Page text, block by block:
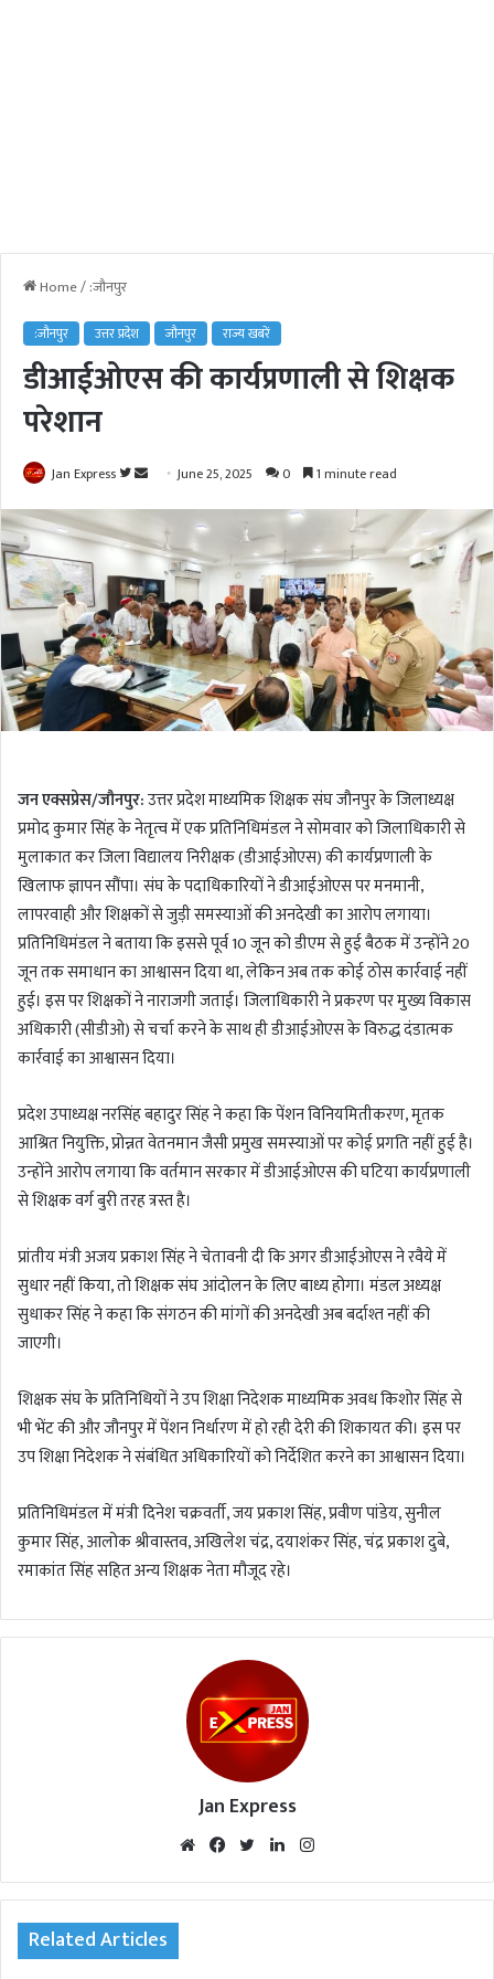
Home/:जौनपुर
:जौनपुर उत्तर प्रदेश जौनपुर राज्य खबरें
डीआईओएस की कार्यप्रणाली से शिक्षक
परेशान
Jan Express
F
l
o
w
o
n
T
w
t
e
r
d
a
n
e
m
a
i
June 25, 2025 0 1 minute read
जन एक्सप्रेस/जौनपुर:उत्तर प्रदेश माध्यमिक शिक्षक संघ जौनपुर के जिलाध्यक्ष
प्रमोद कुमार सिंह के नेतृत्व में एक प्रतिनिधिमंडल ने सोमवार को जिलाधिकारी से
मुलाकात कर जिला विद्यालय निरीक्षक (डीआईओएस) की कार्यप्रणाली के
खिलाफ ज्ञापन सौंपा। संघ के पदाधिकारियों ने डीआईओएस पर मनमानी,
लापरवाही और शिक्षकों से जुड़ी समस्याओं की अनदेखी का आरोप लगाया।
प्रतिनिधिमंडल ने बताया कि इससे पूर्व 10 जून को डीएम से हुई बैठक में उन्होंने 20
जून तक समाधान का आश्वासन दिया था, लेकिन अब तक कोई ठोस कार्रवाई नहीं
हुई। इस पर शिक्षकों ने नाराजगी जताई। जिलाधिकारी ने प्रकरण पर मुख्य विकास
अधिकारी (सीडीओ) से चर्चा करने के साथ ही डीआईओएस के विरुद्ध दंडात्मक
कार्रवाई का आश्वासन दिया।
प्रदेश उपाध्यक्ष नरसिंह बहादुर सिंह ने कहा कि पेंशन विनियमितीकरण, मृतक
आश्रित नियुक्ति, प्रोन्नत वेतनमान जैसी प्रमुख समस्याओं पर कोई प्रगति नहीं हुई है।
उन्होंने आरोप लगाया कि वर्तमान सरकार में डीआईओएस की घटिया कार्यप्रणाली
से शिक्षक वर्ग बुरी तरह त्रस्त है।
प्रांतीय मंत्री अजय प्रकाश सिंह ने चेतावनी दी कि अगर डीआईओएस ने रवैये में
सुधार नहीं किया, तो शिक्षक संघ आंदोलन के लिए बाध्य होगा। मंडल अध्यक्ष
सुधाकर सिंह ने कहा कि संगठन की मांगों की अनदेखी अब बर्दाश्त नहीं की
जाएगी।
शिक्षक संघ के प्रतिनिधियों ने उप शिक्षा निदेशक माध्यमिक अवध किशोर सिंह से
भी भेंट की और जौनपुर में पेंशन निर्धारण में हो रही देरी की शिकायत की। इस पर
उप शिक्षा निदेशक ने संबंधित अधिकारियों को निर्देशित करने का आश्वासन दिया।
प्रतिनिधिमंडल में मंत्री दिनेश चक्रवर्ती, जय प्रकाश सिंह, प्रवीण पांडेय, सुनील
कुमार सिंह, आलोक श्रीवास्तव, अखिलेश चंद्र, दयाशंकर सिंह, चंद्र प्रकाश दुबे,
रमाकांत सिंह सहित अन्य शिक्षक नेता मौजूद रहे।
Jan Express
We
te
Fac
oo
Twi
r
Lin
In am
Related Articles